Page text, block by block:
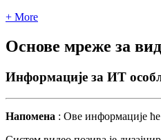
+ More
Основе мреже за
Информације за ИТ
Напомена : Ове информације ће